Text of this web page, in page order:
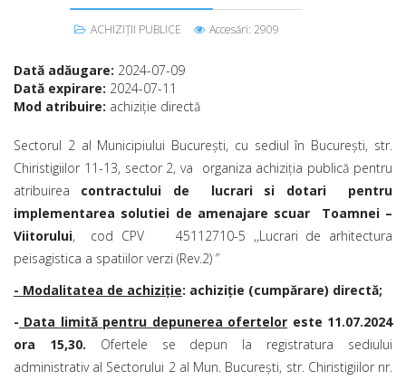
ACHIZIȚII PUBLICE Accesări: 2909
Dată adăugare: 2024-07-09
Dată expirare: 2024-07-11
Mod atribuire: achiziţie directă
Sectorul 2 al Municipiului Bucureşti, cu sediul în Bucureşti, str.
Chiristigiilor 11-13, sector 2, va organiza achiziţia publică pentru
atribuirea contractului de lucrari si dotari pentru
implementarea solutiei de amenajare scuar Toamnei –
Viitorului, cod CPV 45112710-5 ,,Lucrari de arhitectura
peisagistica a spatiilor verzi (Rev.2) ”
- Modalitatea de achiziţie: achiziţie (cumpărare) directă;
- Data limită pentru depunerea ofertelor este 11.07.2024
ora 15,30. Ofertele se depun la registratura sediului
administrativ al Sectorului 2 al Mun. Bucureşti, str. Chiristigiilor nr.